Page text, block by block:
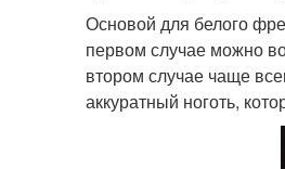
Основой для белого
первом случае можно
втором случае чаще
аккуратный ноготь,